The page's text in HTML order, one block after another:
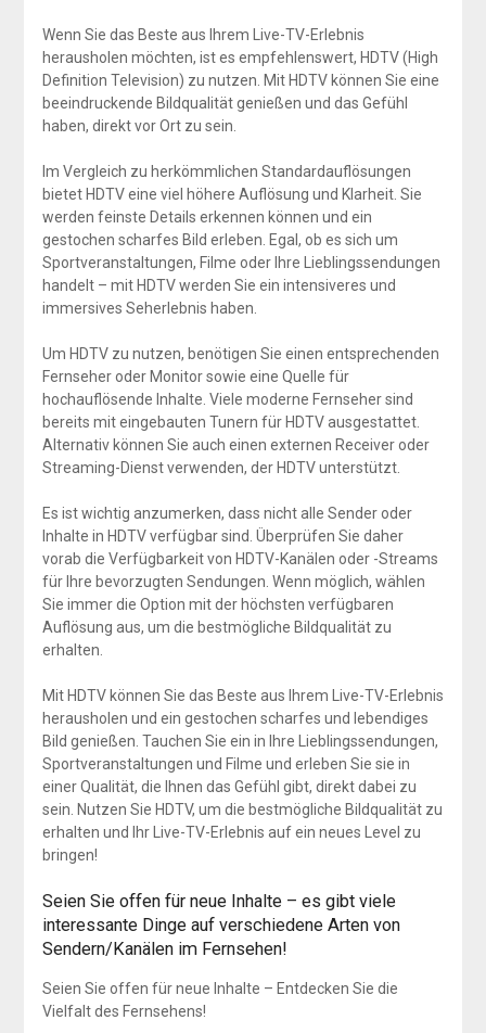
Wenn Sie das Beste aus Ihrem Live-TV-Erlebnis
herausholen möchten, ist es empfehlenswert, HDTV (High
Definition Television) zu nutzen. Mit HDTV können Sie eine
beeindruckende Bildqualität genießen und das Gefühl
haben, direkt vor Ort zu sein.
Im Vergleich zu herkömmlichen Standardauflösungen
bietet HDTV eine viel höhere Auflösung und Klarheit. Sie
werden feinste Details erkennen können und ein
gestochen scharfes Bild erleben. Egal, ob es sich um
Sportveranstaltungen, Filme oder Ihre Lieblingssendungen
handelt – mit HDTV werden Sie ein intensiveres und
immersives Seherlebnis haben.
Um HDTV zu nutzen, benötigen Sie einen entsprechenden
Fernseher oder Monitor sowie eine Quelle für
hochauflösende Inhalte. Viele moderne Fernseher sind
bereits mit eingebauten Tunern für HDTV ausgestattet.
Alternativ können Sie auch einen externen Receiver oder
Streaming-Dienst verwenden, der HDTV unterstützt.
Es ist wichtig anzumerken, dass nicht alle Sender oder
Inhalte in HDTV verfügbar sind. Überprüfen Sie daher
vorab die Verfügbarkeit von HDTV-Kanälen oder -Streams
für Ihre bevorzugten Sendungen. Wenn möglich, wählen
Sie immer die Option mit der höchsten verfügbaren
Auflösung aus, um die bestmögliche Bildqualität zu
erhalten.
Mit HDTV können Sie das Beste aus Ihrem Live-TV-Erlebnis
herausholen und ein gestochen scharfes und lebendiges
Bild genießen. Tauchen Sie ein in Ihre Lieblingssendungen,
Sportveranstaltungen und Filme und erleben Sie sie in
einer Qualität, die Ihnen das Gefühl gibt, direkt dabei zu
sein. Nutzen Sie HDTV, um die bestmögliche Bildqualität zu
erhalten und Ihr Live-TV-Erlebnis auf ein neues Level zu
bringen!
Seien Sie offen für neue Inhalte – es gibt viele
interessante Dinge auf verschiedene Arten von
Sendern/Kanälen im Fernsehen!
Seien Sie offen für neue Inhalte – Entdecken Sie die
Vielfalt des Fernsehens!